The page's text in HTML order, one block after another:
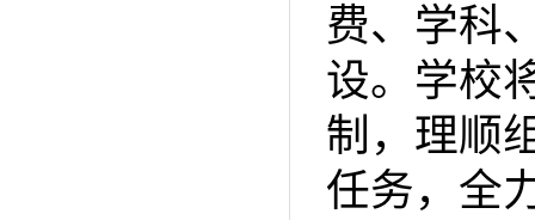
费、学科
设。学校
制，理顺
任务，全